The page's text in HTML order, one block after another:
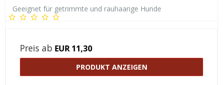
Geeignet für getrimmte und rauhaarige Hunde
Preis ab EUR 11,30
PRODUKT ANZEIGEN